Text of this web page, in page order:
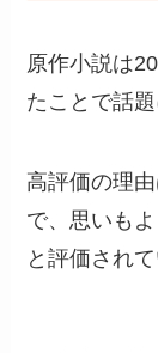
原作小説は
たことで話題
高評価の理
で、思いも
と評価されて